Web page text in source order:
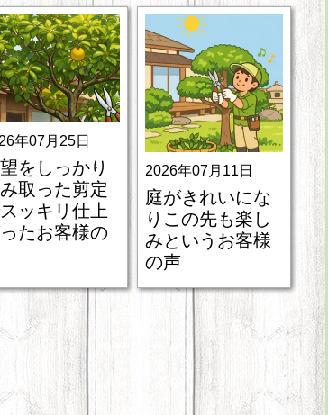
年07月25日
をしっかり
取った剪定
ッキリ仕上
たお客様の
2026年07月11日
庭がきれいにな
りこの先も楽し
みというお客様
の声